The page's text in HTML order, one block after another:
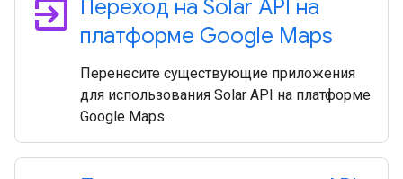
exit_to_app Переход на Solar API на
платформе Google Maps
Перенесите существующие приложения
для использования Solar API на платформе
Google Maps.